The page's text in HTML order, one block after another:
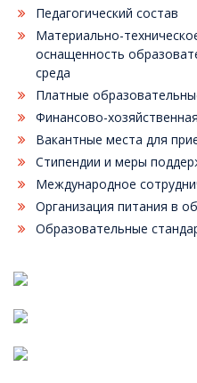
Педагогический состав
Материально-
оснащенность
среда
Платные
Финансово-
Вакантные места для
Стипендии и меры
Международное
Организация питания в
Образовательные